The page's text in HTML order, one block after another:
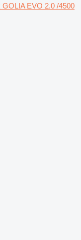
GOLIA EVO 2.0 /4500